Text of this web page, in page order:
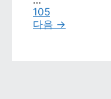
페이지
105
다음 →